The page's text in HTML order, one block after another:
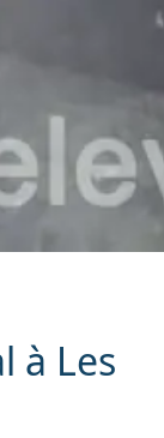
à Les